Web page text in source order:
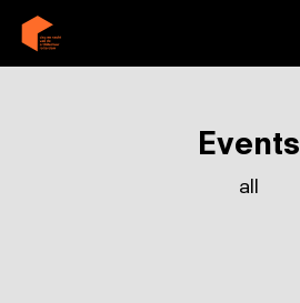
Events
all